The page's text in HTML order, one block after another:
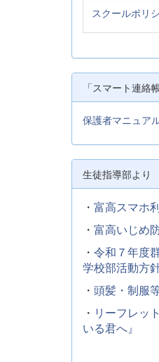
スクールポリ
「スマート連絡
保護者マニュア
生徒指導部より
・ 富高スマホ
・ 富高いじめ
・ 令和７年度
学校部活動方
・ 頭髪・制服
・ リーフレッ
いる君へ』